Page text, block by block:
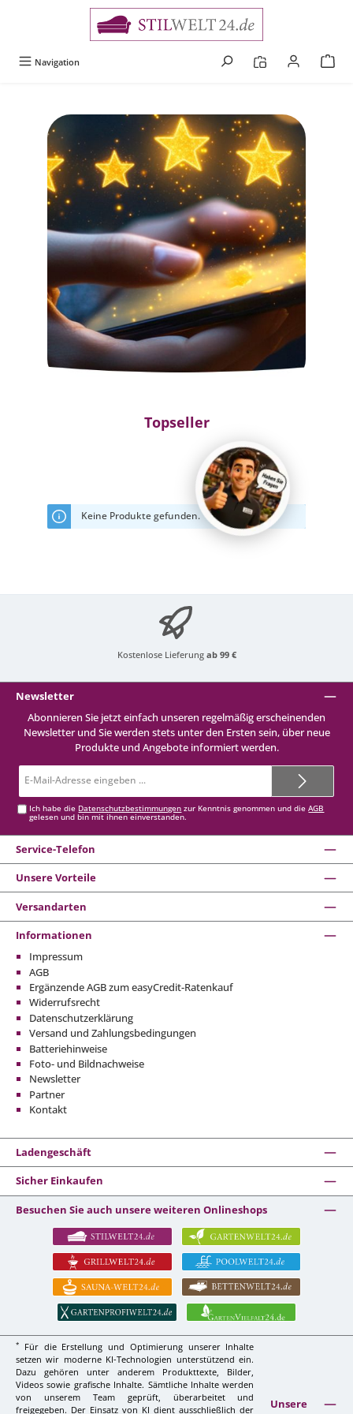
Navigation
Topseller
Keine Produkte gefunden.
Kostenlose Lieferung ab 99 €
Newsletter
Abonnieren Sie jetzt einfach unseren regelmäßig erscheinenden
Newsletter und Sie werden stets unter den Ersten sein, über neue
Produkte und Angebote informiert werden.
Mail-
Ich habe die Datenschutzbestimmungen zur Kenntnis genommen und dieAGB
gelesen und bin mit ihnen einverstanden.
Service-Telefon
Unsere Vorteile
Versandarten
Informationen
Impressum
AGB
Ergänzende AGB zum easyCredit-Ratenkauf
Widerrufsrecht
Datenschutzerklärung
Versand und Zahlungsbedingungen
Batteriehinweise
Foto- und Bildnachweise
Newsletter
Partner
Kontakt
Ladengeschäft
Sicher Einkaufen
Besuchen Sie auch unsere weiteren Onlineshops
*
Für die Erstellung und Optimierung unserer Inhalte
setzen wir moderne KI-Technologien unterstützend ein.
Dazu gehören unter anderem Produkttexte, Bilder,
Videos sowie grafische Inhalte. Sämtliche Inhalte werden
von unserem Team geprüft, überarbeitet und
freigegeben. Der Einsatz von KI dient ausschließlich der
Unsere